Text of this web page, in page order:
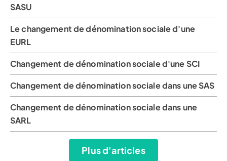
SASU
Le changement de dénomination sociale d'une
EURL
Changement de dénomination sociale d'une SCI
Changement de dénomination sociale dans une SAS
Changement de dénomination sociale dans une
SARL
Plus d'articles